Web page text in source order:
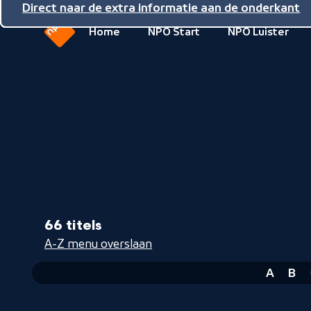
Direct naar de inhoud
Direct naar de hoofdnavigatie
Direct naar de extra informatie aan de onderkant
Home NPO Start NPO Luister
66 titels
A-Z menu overslaan
A B